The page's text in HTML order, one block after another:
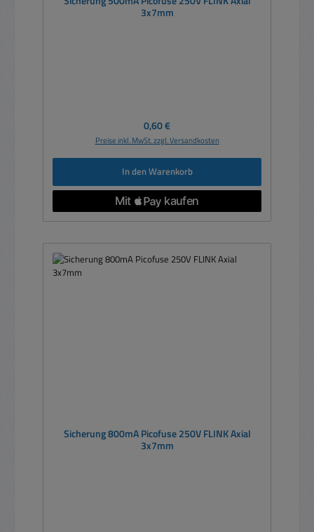
3x7mm
Regulärer Preis:
0,60 €
Preise inkl. MwSt. zzgl. Versandkosten
In den Warenkorb
Sicherung 800mA Picofuse 250V FLINK Axial
3x7mm